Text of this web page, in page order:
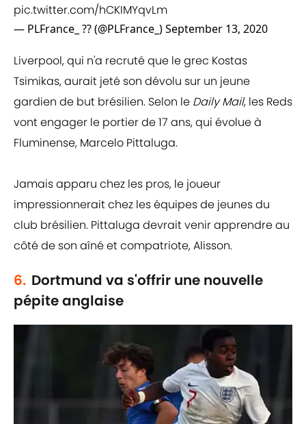
pic.twitter.com/hCKIMYqvLm
— PLFrance_ ?? (@PLFrance_)September 13, 2020
Liverpool, qui n'a recruté que le grec Kostas
Tsimikas, aurait jeté son dévolu sur un jeune
gardien de but brésilien. Selon le Daily Mail, les Reds
vont engager le portier de 17 ans, qui évolue à
Fluminense, Marcelo Pittaluga.
Jamais apparu chez les pros, le joueur
impressionnerait chez les équipes de jeunes du
club brésilien. Pittaluga devrait venir apprendre au
côté de son aîné et compatriote, Alisson.
6. Dortmund va s'offrir une nouvelle
pépite anglaise